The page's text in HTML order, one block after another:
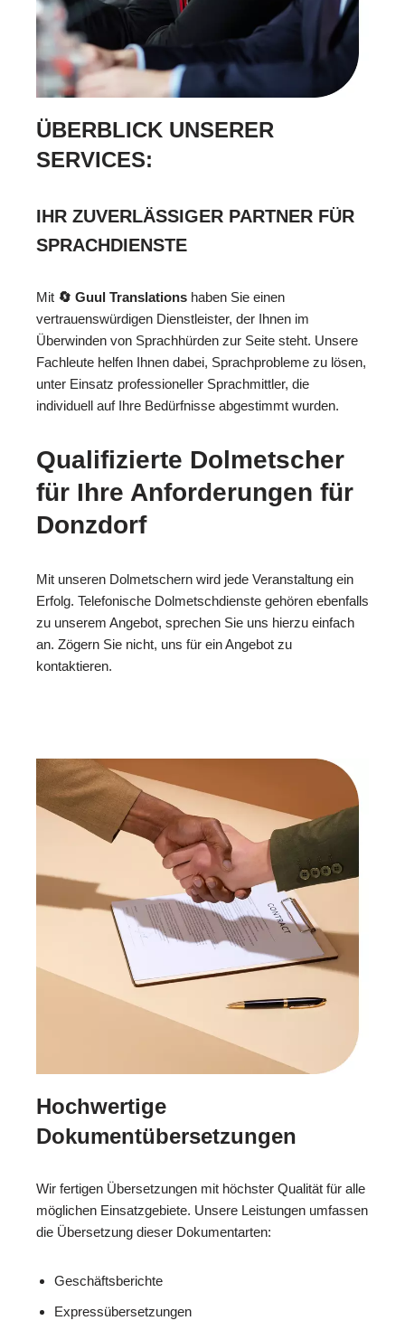
ÜBERBLICK UNSERER
SERVICES:
IHR ZUVERLÄSSIGER PARTNER FÜR
SPRACHDIENSTE
Mit 🔄 Guul Translations haben Sie einen
vertrauenswürdigen Dienstleister, der Ihnen im
Überwinden von Sprachhürden zur Seite steht. Unsere
Fachleute helfen Ihnen dabei, Sprachprobleme zu lösen,
unter Einsatz professioneller Sprachmittler, die
individuell auf Ihre Bedürfnisse abgestimmt wurden.
Qualifizierte Dolmetscher
für Ihre Anforderungen für
Donzdorf
Mit unseren Dolmetschern wird jede Veranstaltung ein
Erfolg. Telefonische Dolmetschdienste gehören ebenfalls
zu unserem Angebot, sprechen Sie uns hierzu einfach
an. Zögern Sie nicht, uns für ein Angebot zu
kontaktieren.
Hochwertige
Dokumentübersetzungen
Wir fertigen Übersetzungen mit höchster Qualität für alle
möglichen Einsatzgebiete. Unsere Leistungen umfassen
die Übersetzung dieser Dokumentarten:
Geschäftsberichte
Expressübersetzungen